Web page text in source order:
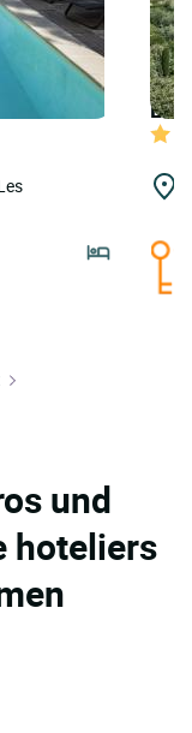
und
hoteliers